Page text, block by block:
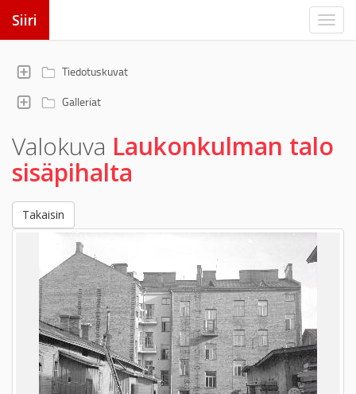
Siiri
Tiedotuskuvat
Galleriat
Valokuva Laukonkulman talo
sisäpihalta
Takaisin